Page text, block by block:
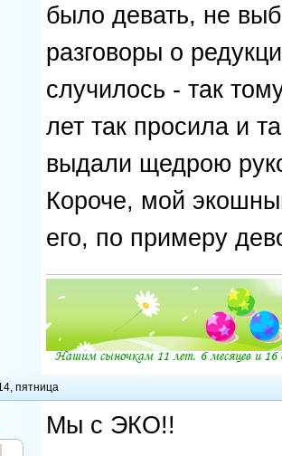
было девать, не
разговоры о
случилось - так
лет так просила и
выдали щедрою
Короче, мой
его, по примеру
пятница
Мы с ЭКО!!